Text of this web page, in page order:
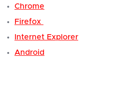
Chrome
Firefox
Internet Explorer
Android